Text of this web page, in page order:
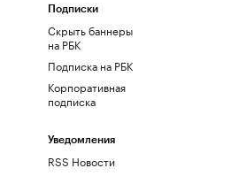
Подписки
Скрыть баннеры
на РБК
Подписка на РБК
Корпоративная
подписка
Уведомления
RSS Новости